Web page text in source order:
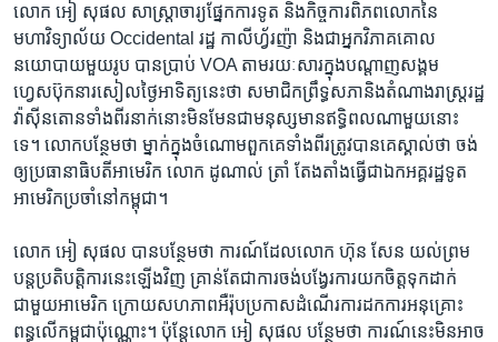
​លោក​ ​អៀ សុផល​ ​សាស្ត្រាចារ្យ​ផ្នែក​ការ​ទូត​ ​និង​កិច្ចការ​ពិភពលោក​នៃ​
មហាវិទ្យាល័យ Occidental រដ្ឋ កាលីហ្វ័រញ៉ា និង​ជា​អ្នកវិភាគ​គោល​
នយោបាយ​មួយ​រូប ​បាន​ប្រាប់​ ​VOA​ ​តាមរយៈ​សារ​ក្នុង​បណ្តាញ​សង្គម​
ហ្វេសប៊ុក​នា​រសៀល​ថ្ងៃអាទិត្យ​នេះ​ថា​ ​សមាជិក​ព្រឹទ្ធសភា​និង​តំណាងរាស្រ្ត​រដ្ឋ​
វ៉ាស៊ីនតោន​ទាំង​ពីរ​នាក់​នោះ​មិនមែន​ជា​មនុស្ស​មាន​ឥទ្ធិពល​ណាមួយ​នោះ​
ទេ។​ ​លោក​បន្ថែម​ថា​ ​ម្នាក់​ក្នុង​ចំណោម​ពួកគេ​ទាំងពីរ​ត្រូវ​បាន​គេ​ស្គាល់​ថា​ ​ចង់​
ឲ្យ​ប្រធានាធិបតី​អាមេរិក លោក ដូណាល់ ត្រាំ​ ​តែង​តាំង​ធ្វើជា​ឯកអគ្គរដ្ឋទូត​
អាមេរិក​ប្រចាំនៅ​កម្ពុជា។
​លោក​ ​អៀ សុផល​ ​បាន​បន្ថែម​ថា​ ​ការណ៍​ដែល​លោក​ ​ហ៊ុន សែន​ ​យល់ព្រម​
បន្ត​ប្រតិបត្តិ​ការ​នេះ​ឡើងវិញ គ្រាន់​តែ​ជា​ការ​ចង់​បង្វែរ​ការ​យក​ចិត្ត​ទុកដាក់​
ជាមួយ​អាមេរិក​ ​ក្រោយ​សហភាព​អឺរ៉ុប​ប្រកាស​ដំណើរការ​ដក​ការ​អនុគ្រោះ​
ពន្ធ​លើ​កម្ពុជា​ប៉ុណ្ណោះ។​ ​ប៉ុន្តែ​លោក​ ​អៀ សុផល​ ​បន្ថែម​ថា​ ​ការណ៍​នេះ​មិន​អាច​